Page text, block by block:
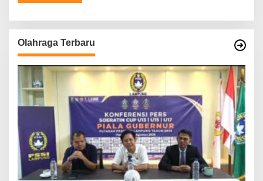
Olahraga Terbaru